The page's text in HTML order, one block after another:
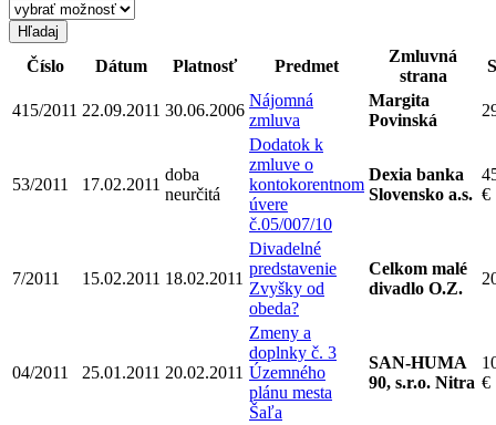
Číslo Dátum Platnosť Predmet
Zmluvná
strana
415/2011 22.09.2011 30.06.2006
Nájomná
zmluva
Margita
Povinská
53/2011 17.02.2011
doba
neurčitá
Dodatok k
zmluve o
kontokorentnom
úvere
č.05/007/10
Dexia banka
Slovensko a.s. €
7/2011 15.02.2011 18.02.2011
Divadelné
predstavenie
Zvyšky od
obeda?
Celkom malé
divadlo O.Z.
04/2011 25.01.2011 20.02.2011
Zmeny a
doplnky č. 3
Územného
plánu mesta
Šaľa
SAN-HUMA
90, s.r.o. Nitra €